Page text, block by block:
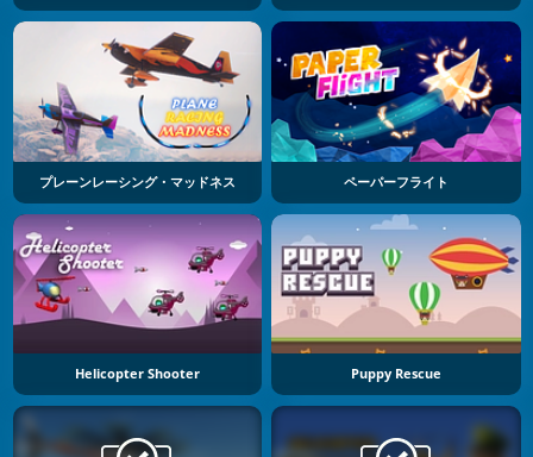
プレーンレーシング・マッドネス ペーパーフライト
Helicopter Shooter Puppy Rescue